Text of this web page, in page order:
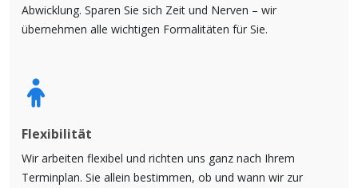
Abwicklung. Sparen Sie sich Zeit und Nerven – wir
übernehmen alle wichtigen Formalitäten für Sie.
Flexibilität
Wir arbeiten flexibel und richten uns ganz nach Ihrem
Terminplan. Sie allein bestimmen, ob und wann wir zur